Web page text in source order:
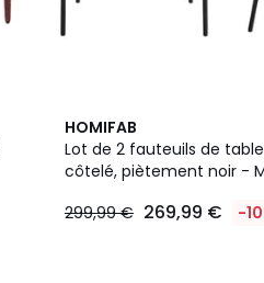
HOMIFAB
Lot de 2 fauteuils de
côtelé, piètement noir -
299,99 € 269,99 € -
2
Couleurs